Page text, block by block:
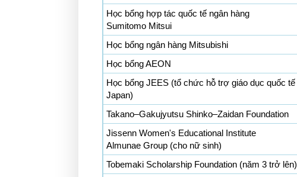
Học bổng hợp tác quốc tế ngân hàng
Sumitomo Mitsui
Học bổng ngân hàng Mitsubishi
Học bổng AEON
Học bổng JEES (tổ chức hỗ trợ giáo dục quốc tế
Japan)
Takano‒Gakujyutsu Shinko‒Zaidan Foundation
Jissenn Women's Educational Institute
Almunae Group (cho nữ sinh)
Tobemaki Scholarship Foundation (năm 3 trở lên)